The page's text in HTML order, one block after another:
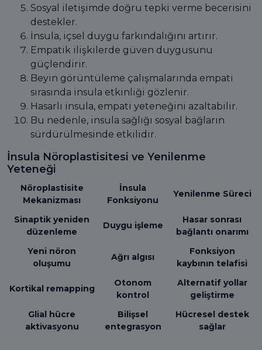
Sosyal iletişimde doğru tepki verme becerisini
destekler.
İnsula, içsel duygu farkındalığını artırır.
Empatik ilişkilerde güven duygusunu
güçlendirir.
Beyin görüntüleme çalışmalarında empati
sırasında insula etkinliği gözlenir.
Hasarlı insula, empati yeteneğini azaltabilir.
Bu nedenle, insula sağlığı sosyal bağların
sürdürülmesinde etkilidir.
İnsula Nöroplastisitesi ve Yenilenme
Yeteneği
Nöroplastisite
Mekanizması
İnsula
Fonksiyonu
Yenilenme Süreci
Sinaptik yeniden
düzenleme
Duygu işleme
Hasar sonrası
bağlantı onarımı
Yeni nöron
oluşumu
Ağrı algısı
Fonksiyon
kaybının telafisi
Kortikal remapping
Otonom
kontrol
Alternatif yollar
geliştirme
Glial hücre
aktivasyonu
Bilişsel
entegrasyon
Hücresel destek
sağlar